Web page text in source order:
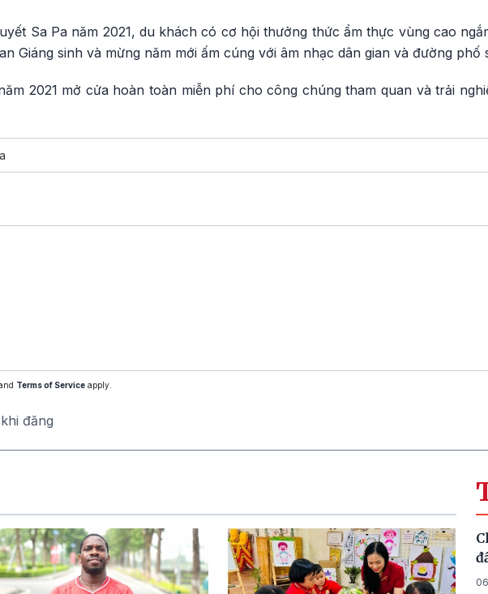
Sa Pa năm 2021, du khách có cơ hội thưởng thức ẩm thực vùng cao
Giáng sinh và mừng năm mới ấm cúng với âm nhạc dân gian và đường phố
2021 mở cửa hoàn toàn miễn phí cho công chúng tham quan và trải
Terms of Service apply.
đăng